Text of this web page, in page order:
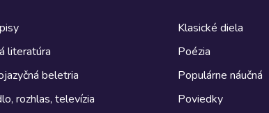
literatúra
beletria
rozhlas, televízia
Klasické diela
Poézia
Populárne náučná
Poviedky